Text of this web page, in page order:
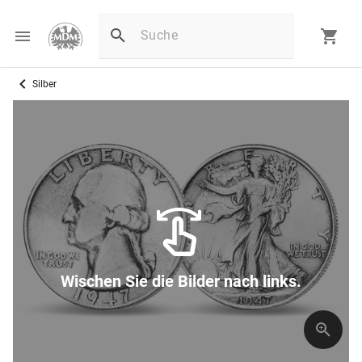
Silber
Wischen Sie die Bilder nach links.